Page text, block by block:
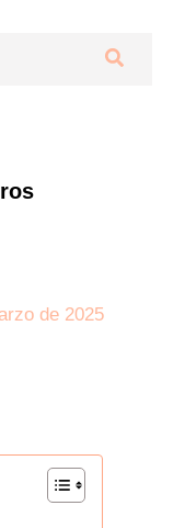
Buscar
de 2025